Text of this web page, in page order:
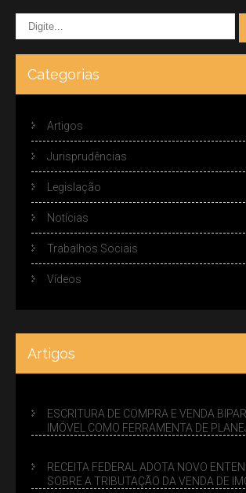
Categorias
Artigos
Jurisprudências
Legislação
Notícias
Trabalhos Sociais
Vídeos
Artigos
ESCRITURA DE COMPRA E VENDA
IMÓVEL COMO FERRAMENTA DE
RECEITA FEDERAL ADOTA NOVO
SOBRE A TRIBUTAÇÃO DA VENDA DE